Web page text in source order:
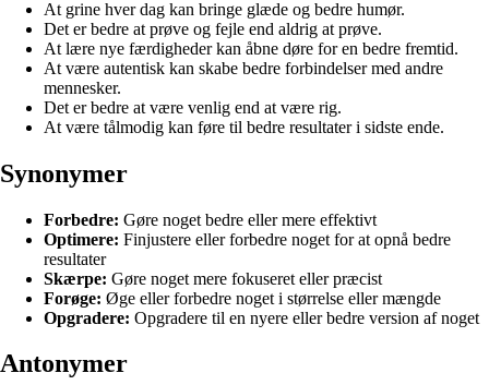
At grine hver dag kan bringe glæde og bedre humør.
Det er bedre at prøve og fejle end aldrig at prøve.
At lære nye færdigheder kan åbne døre for en bedre fremtid.
At være autentisk kan skabe bedre forbindelser med andre
mennesker.
Det er bedre at være venlig end at være rig.
At være tålmodig kan føre til bedre resultater i sidste ende.
Synonymer
Forbedre: Gøre noget bedre eller mere effektivt
Optimere: Finjustere eller forbedre noget for at opnå bedre
resultater
Skærpe: Gøre noget mere fokuseret eller præcist
Forøge: Øge eller forbedre noget i størrelse eller mængde
Opgradere: Opgradere til en nyere eller bedre version af noget
Antonymer